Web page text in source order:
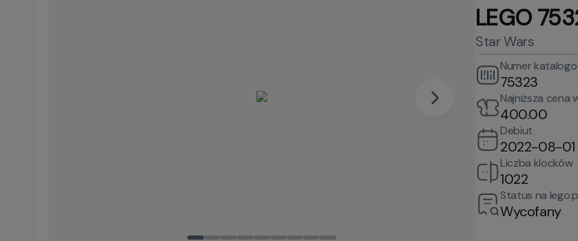
LEGO
Star Wars
Numer
75323
Najniższa cena
400.00
Debiut
2022-08-01
Liczba klocków
1022
Status na
Wycofany